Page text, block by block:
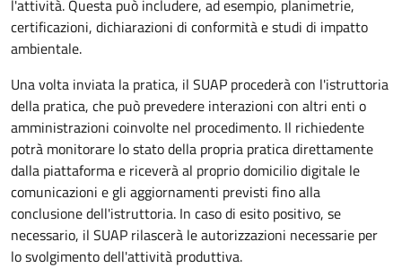
l'attività. Questa può includere, ad esempio, planimetrie,
certificazioni, dichiarazioni di conformità e studi di impatto
ambientale.
Una volta inviata la pratica, il SUAP procederà con l'istruttoria
della pratica, che può prevedere interazioni con altri enti o
amministrazioni coinvolte nel procedimento. Il richiedente
potrà monitorare lo stato della propria pratica direttamente
dalla piattaforma e riceverà al proprio domicilio digitale le
comunicazioni e gli aggiornamenti previsti fino alla
conclusione dell'istruttoria. In caso di esito positivo, se
necessario, il SUAP rilascerà le autorizzazioni necessarie per
lo svolgimento dell'attività produttiva.